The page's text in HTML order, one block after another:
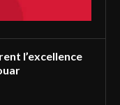
l’excellence